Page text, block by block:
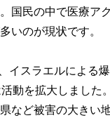
国民の中で医療ア
いのが現状です。
イスラエルによる
活動を拡大しまし
など被害の大きい